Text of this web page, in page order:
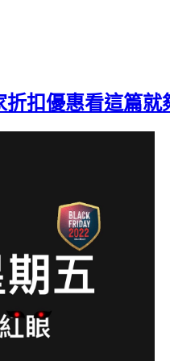
折扣優惠看這篇就